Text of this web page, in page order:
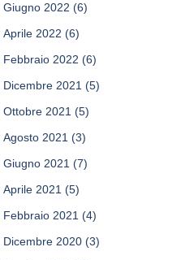
Giugno 2022 (6)
Aprile 2022 (6)
Febbraio 2022 (6)
Dicembre 2021 (5)
Ottobre 2021 (5)
Agosto 2021 (3)
Giugno 2021 (7)
Aprile 2021 (5)
Febbraio 2021 (4)
Dicembre 2020 (3)